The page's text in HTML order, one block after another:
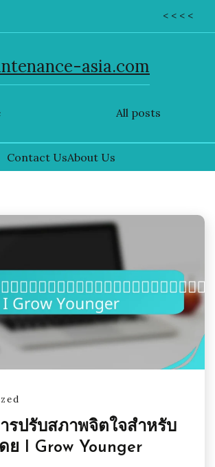
< < < <
asia.com
All posts
Contact UsAbout Us
วามยืดหยุ่นทางจิตใจ: คู่มือ
รรับมือกับความเครียดและ
วลในฐานะนักกีฬา
ามสามารถทางกายภาพเป็นเพียงส่วนหนึ่ง
ยืดหยุ่นทางจิตใจมีความสำคัญไม่แพ้กัน
ชิญกับแรงกดดันจากการแข่งขัน
ที่จะเสริมพลังให้นักกีฬาด้วยเครื่องมือและ
วามวิตกกังวล ไม่ว่าคุณจะเป็นมืออาชีพที่มี
อสมัครเล่นที่มีความหวัง การเข้าใจวิธี
จิตของคุณสามารถเปลี่ยนแปลง
วามเป็นอยู่ที่ดีโดยรวมของคุณได้
รปรับสภาพจิตใจสำหรับ
ย I Grow Younger